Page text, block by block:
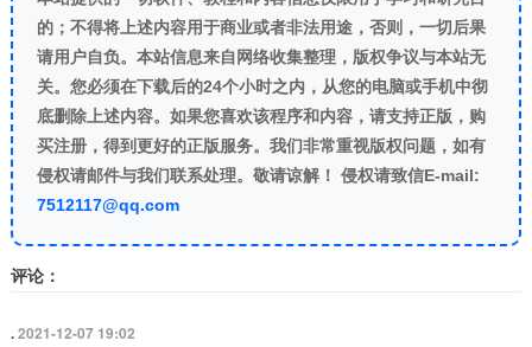
的；不得将上述内容用于商业或者非法用途，否则，一切后果
请用户自负。本站信息来自网络收集整理，版权争议与本站无
关。您必须在下载后的24个小时之内，从您的电脑或手机中彻
底删除上述内容。如果您喜欢该程序和内容，请支持正版，购
买注册，得到更好的正版服务。我们非常重视版权问题，如有
侵权请邮件与我们联系处理。敬请谅解！ 侵权请致信E-mail:
7512117@qq.com
评论：
.2021-12-07 19:02